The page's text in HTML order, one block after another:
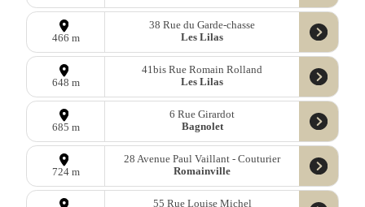
466 m
38 Rue du Garde-chasse
Les Lilas
648 m
41bis Rue Romain Rolland
Les Lilas
685 m
6 Rue Girardot
Bagnolet
724 m
28 Avenue Paul Vaillant - Couturier
Romainville
55 Rue Louise Michel